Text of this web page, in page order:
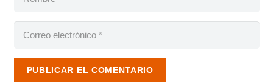
PUBLICAR EL COMENTARIO